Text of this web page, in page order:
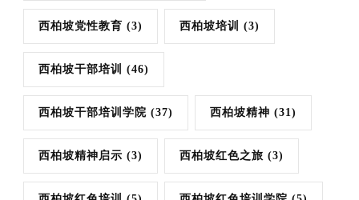
西柏坡党性教育 (3) 西柏坡培训 (3)
西柏坡干部培训 (46)
西柏坡干部培训学院 (37) 西柏坡精神 (31)
西柏坡精神启示 (3) 西柏坡红色之旅 (3)